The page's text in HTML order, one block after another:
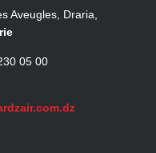
Aveugles, Draria,
05 00